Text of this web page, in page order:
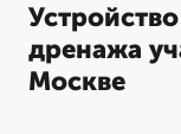
дренажа
Москве